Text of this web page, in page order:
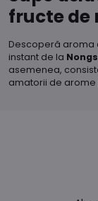
fructe de
Descoperă aroma
instant de la
asemenea,
amatorii de